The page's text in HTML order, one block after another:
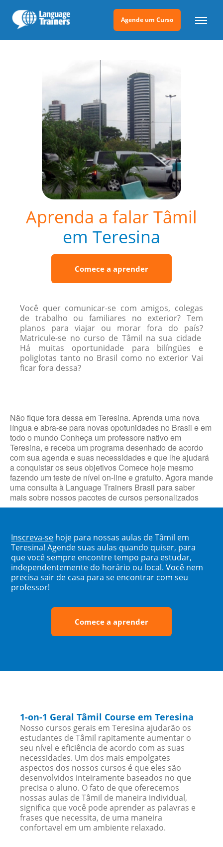
Agende um Curso
Aprenda a falar Tâmil
em Teresina
Comece a aprender
Você quer comunicar-se com amigos, colegas
de trabalho ou familiares no exterior? Tem
planos para viajar ou morar fora do país?
Matricule-se no curso de Tâmil na sua cidade
Há muitas oportunidade para bilíngües e
poliglotas tanto no Brasil como no exterior Vai
ficar fora dessa?
Não fique fora dessa em Teresina. Aprenda uma nova
língua e abra-se para novas opotunidades no Brasil e em
todo o mundo Conheça um professore nativo em
Teresina, e receba um programa desenhado de acordo
com sua agenda e suas necessidades e que lhe ajudará
a conquistar os seus objetivos Comece hoje mesmo
fazendo um teste de nível on-line e gratuito. Agora mande
uma consulta à Language Trainers Brasil para saber
mais sobre nossos pacotes de cursos personalizados
Inscreva-se hoje para nossas aulas de Tâmil em
Teresina! Agende suas aulas quando quiser, para
que você sempre encontre tempo para estudar,
independentemente do horário ou local. Você nem
precisa sair de casa para se encontrar com seu
professor!
Comece a aprender
1-on-1 Geral Tâmil Course em Teresina
Nosso cursos gerais em Teresina ajudarão os
estudantes de Tâmil rapitamente aumentar o
seu nível e eficiência de acordo com as suas
necessidades. Um dos mais empolgates
aspectos dos nossos cursos é que eles são
desenvolvidos inteiramente baseados no que
precisa o aluno. O fato de que oferecemos
nossas aulas de Tâmil de maneira individual,
significa que você pode aprender as palavras e
frases que necessita, de uma maneira
confortavel em um ambiente relaxado.